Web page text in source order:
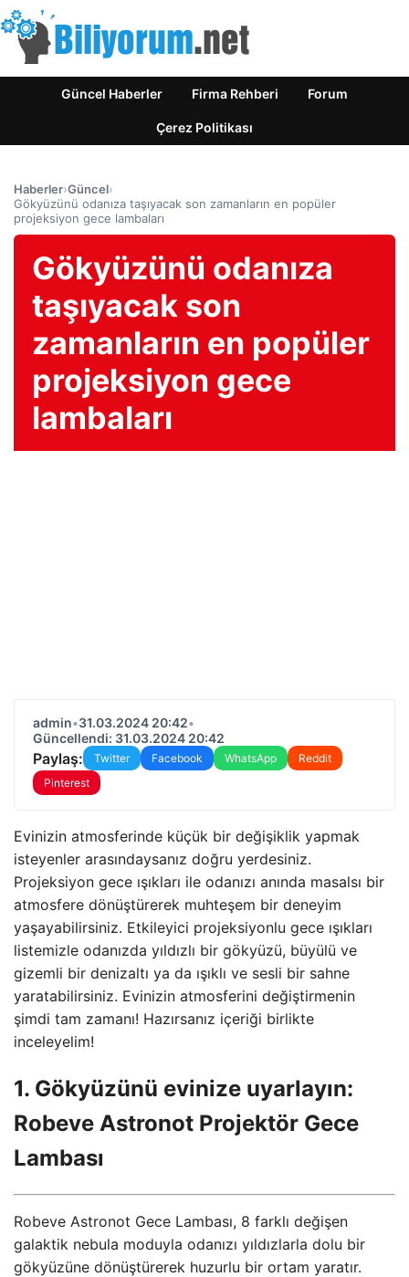
Güncel Haberler Firma Rehberi Forum
Çerez Politikası
Haberler›Güncel›
Gökyüzünü odanıza taşıyacak son zamanların en popüler
projeksiyon gece lambaları
Gökyüzünü odanıza
taşıyacak son
zamanların en popüler
projeksiyon gece
lambaları
admin•31.03.2024 20:42•
Güncellendi: 31.03.2024 20:42
Paylaş: Twitter Facebook WhatsApp
Reddit
Pinterest
Evinizin atmosferinde küçük bir değişiklik yapmak
isteyenler arasındaysanız doğru yerdesiniz.
Projeksiyon gece ışıkları ile odanızı anında masalsı bir
atmosfere dönüştürerek muhteşem bir deneyim
yaşayabilirsiniz. Etkileyici projeksiyonlu gece ışıkları
listemizle odanızda yıldızlı bir gökyüzü, büyülü ve
gizemli bir denizaltı ya da ışıklı ve sesli bir sahne
yaratabilirsiniz. Evinizin atmosferini değiştirmenin
şimdi tam zamanı! Hazırsanız içeriği birlikte
inceleyelim!
1. Gökyüzünü evinize uyarlayın:
Robeve Astronot Projektör Gece
Lambası
Robeve Astronot Gece Lambası, 8 farklı değişen
galaktik nebula moduyla odanızı yıldızlarla dolu bir
gökyüzüne dönüştürerek huzurlu bir ortam yaratır.